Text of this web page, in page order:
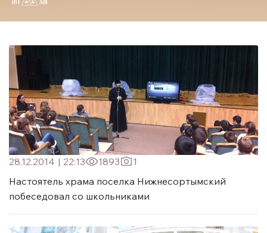
28.12.2014 | 22:13 1893
1
Настоятель храма поселка Нижнесортымский
побеседовал со школьниками